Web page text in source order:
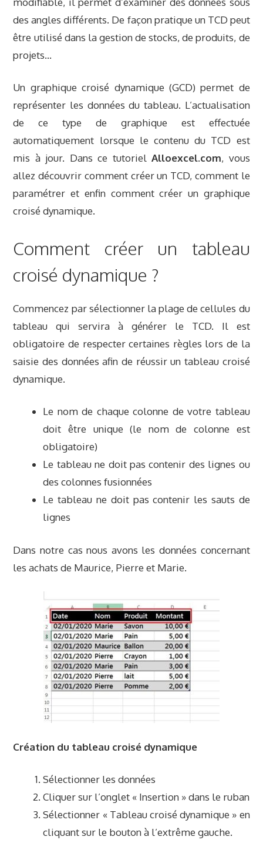
des angles différents. De façon pratique un TCD peut
être utilisé dans la gestion de stocks, de produits, de
projets…
Un graphique croisé dynamique (GCD) permet de
représenter les données du tableau. L’actualisation
de ce type de graphique est effectuée
automatiquement lorsque le contenu du TCD est
mis à jour. Dans ce tutorielAlloexcel.com, vous
allez découvrir comment créer un TCD, comment le
paramétrer et enfin comment créer un graphique
croisé dynamique.
Comment créer un tableau
croisé dynamique ?
Commencez par sélectionner la plage de cellules du
tableau qui servira à générer le TCD. Il est
obligatoire de respecter certaines règles lors de la
saisie des données afin de réussir un tableau croisé
dynamique.
Le nom de chaque colonne de votre tableau
doit être unique (le nom de colonne est
obligatoire)
Le tableau ne doit pas contenir des lignes ou
des colonnes fusionnées
Le tableau ne doit pas contenir les sauts de
lignes
Dans notre cas nous avons les données concernant
les achats de Maurice, Pierre et Marie.
Création du tableau croisé dynamique
Sélectionner les données
Cliquer sur l’onglet « Insertion » dans le ruban
Sélectionner « Tableau croisé dynamique » en
cliquant sur le bouton à l’extrême gauche.